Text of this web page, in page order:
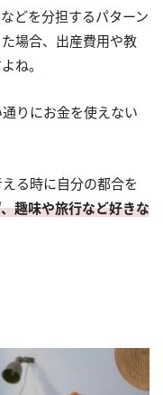
どを分担するパターン
場合、出産費用や教
ね。
りにお金を使えない
る時に自分の都合を
趣味や旅行など好きな